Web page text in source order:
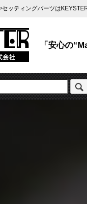
ッティングパーツは
「安心の